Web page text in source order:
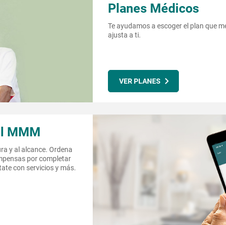
Planes Médicos
Te ayudamos a escoger el plan que
ajusta a ti.
VER PLANES
MMM
y al alcance. Ordena
por completar
con servicios y más.